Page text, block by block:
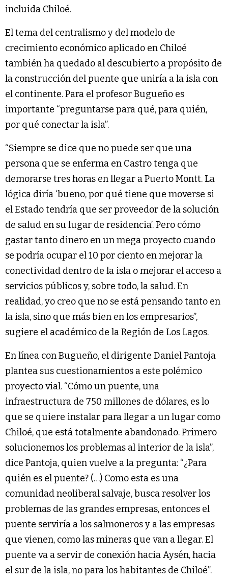
incluida Chiloé.
El tema del centralismo y del modelo de
crecimiento económico aplicado en Chiloé
también ha quedado al descubierto a propósito de
la construcción del puente que uniría a la isla con
el continente. Para el profesor Bugueño es
importante “preguntarse para qué, para quién,
por qué conectar la isla”.
“Siempre se dice que no puede ser que una
persona que se enferma en Castro tenga que
demorarse tres horas en llegar a Puerto Montt. La
lógica diría ‘bueno, por qué tiene que moverse si
el Estado tendría que ser proveedor de la solución
de salud en su lugar de residencia’. Pero cómo
gastar tanto dinero en un mega proyecto cuando
se podría ocupar el 10 por ciento en mejorar la
conectividad dentro de la isla o mejorar el acceso a
servicios públicos y, sobre todo, la salud. En
realidad, yo creo que no se está pensando tanto en
la isla, sino que más bien en los empresarios”,
sugiere el académico de la Región de Los Lagos.
En línea con Bugueño, el dirigente Daniel Pantoja
plantea sus cuestionamientos a este polémico
proyecto vial. “Cómo un puente, una
infraestructura de 750 millones de dólares, es lo
que se quiere instalar para llegar a un lugar como
Chiloé, que está totalmente abandonado. Primero
solucionemos los problemas al interior de la isla”,
dice Pantoja, quien vuelve a la pregunta: “¿Para
quién es el puente? (…) Como esta es una
comunidad neoliberal salvaje, busca resolver los
problemas de las grandes empresas, entonces el
puente serviría a los salmoneros y a las empresas
que vienen, como las mineras que van a llegar. El
puente va a servir de conexión hacia Aysén, hacia
el sur de la isla, no para los habitantes de Chiloé”.